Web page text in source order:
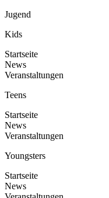
Jugend
Kids
Startseite
News
Veranstaltungen
Teens
Startseite
News
Veranstaltungen
Youngsters
Startseite
News